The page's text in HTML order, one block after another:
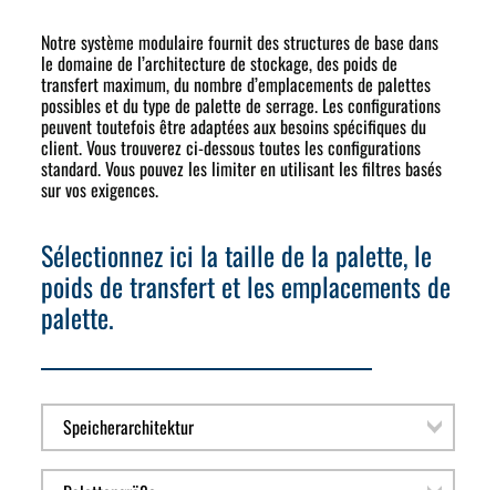
Notre système modulaire fournit des structures de base dans
le domaine de l’architecture de stockage, des poids de
transfert maximum, du nombre d’emplacements de palettes
possibles et du type de palette de serrage. Les configurations
peuvent toutefois être adaptées aux besoins spécifiques du
client. Vous trouverez ci-dessous toutes les configurations
standard. Vous pouvez les limiter en utilisant les filtres basés
sur vos exigences.
Sélectionnez ici la taille de la palette, le
poids de transfert et les emplacements de
palette.